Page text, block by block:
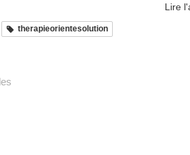
Lire
therapieorientesolution